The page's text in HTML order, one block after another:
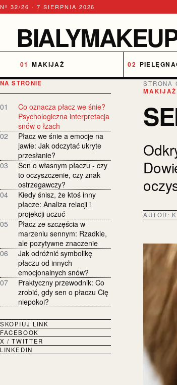
Nº 32/26 · 7 SIERPNIA 2026
MAKIJAŻ
NA STRONIE
01
Co oznacza płacz we śnie?
Psychologiczna interpretacja
snów o łzach
02
Płacz we śnie a emocje na
jawie: Jak odczytać ukryte
przesłanie?
03
Sen o własnym płaczu - czy
to oczyszczenie, czy znak
ostrzegawczy?
04
Kiedy śnisz, że ktoś inny
płacze: Analiza relacji i
projekcji uczuć
05
Płacz ze szczęścia w
marzeniu sennym: Rzadkie,
ale pozytywne znaczenie
06
Jak odróżnić symbolikę
płaczu od innych
emocjonalnych snów?
07
Praktyczny przewodnik: Co
zrobić, gdy sen o płaczu Cię
niepokoi?
SKOPIUJ LINK
FACEBOOK
X / TWITTER
LINKEDIN
STRONA
MAKIJAŻ
AUTOR: